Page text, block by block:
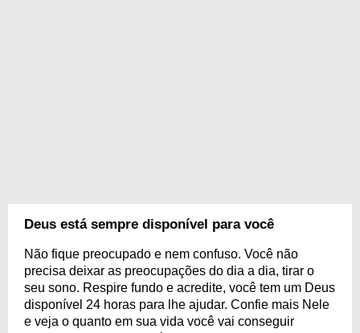
Deus está sempre disponível para você
Não fique preocupado e nem confuso. Você não
precisa deixar as preocupações do dia a dia, tirar o
seu sono. Respire fundo e acredite, você tem um Deus
disponível 24 horas para lhe ajudar. Confie mais Nele
e veja o quanto em sua vida você vai conseguir